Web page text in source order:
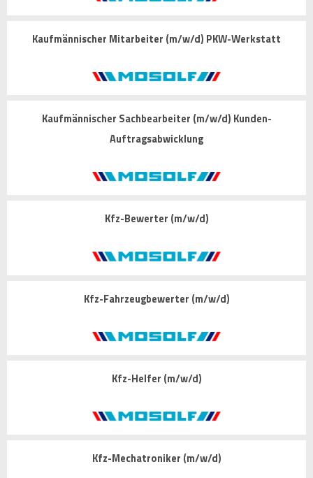
Kaufmännischer Mitarbeiter (m/w/d) PKW-Werkstatt
Kaufmännischer Sachbearbeiter (m/w/d) Kunden-
Auftragsabwicklung
Kfz-Bewerter (m/w/d)
Kfz-Fahrzeugbewerter (m/w/d)
Kfz-Helfer (m/w/d)
Kfz-Mechatroniker (m/w/d)